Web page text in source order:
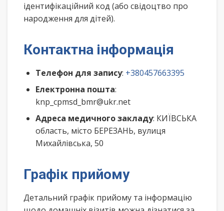
ідентифікаційний код (або свідоцтво про
народження для дітей).
Контактна інформація
Телефон для запису: +380457663395
Електронна пошта:
knp_cpmsd_bmr@ukr.net
Адреса медичного закладу: КИЇВСЬКА
область, місто БЕРЕЗАНЬ, вулиця
Михайлівська, 50
Графік прийому
Детальний графік прийому та інформацію